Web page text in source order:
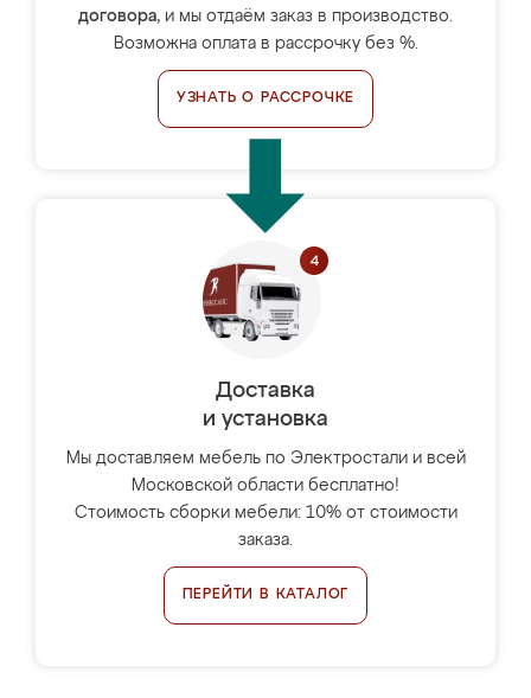
договора, и мы отдаём заказ в производство.
Возможна оплата в рассрочку без %.
УЗНАТЬ О РАССРОЧКЕ
Доставка
и установка
Мы доставляем мебель по Электростали и всей
Московской области бесплатно!
Стоимость сборки мебели: 10% от стоимости
заказа.
ПЕРЕЙТИ В КАТАЛОГ